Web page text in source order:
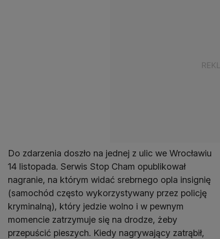
Do zdarzenia doszło na jednej z ulic we Wrocławiu
14 listopada. Serwis Stop Cham opublikował
nagranie, na którym widać srebrnego opla insignię
(samochód często wykorzystywany przez policję
kryminalną), który jedzie wolno i w pewnym
momencie zatrzymuje się na drodze, żeby
przepuścić pieszych. Kiedy nagrywający zatrąbił,